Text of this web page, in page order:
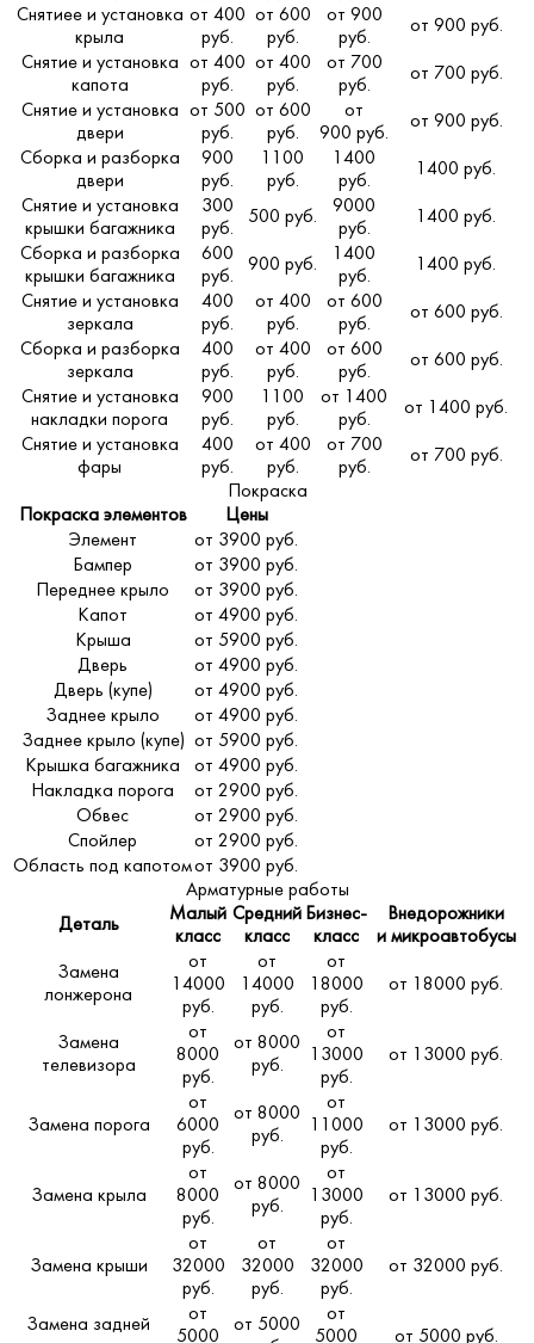
Снятиее и установка
крыла
от 400
руб.
от 600
руб.
от 900
руб.
от 900 руб.
Снятие и установка
капота
от 400
руб.
от 400
руб.
от 700
руб.
от 700 руб.
Снятие и установка
двери
от 500
руб.
от 600
руб.
от
900 руб.
от 900 руб.
Сборка и разборка
двери
900
руб.
1100
руб.
1400
руб.
1400 руб.
Снятие и установка
крышки багажника
300
руб.
500 руб.
9000
руб.
1400 руб.
Сборка и разборка
крышки багажника
600
руб.
900 руб.
1400
руб.
1400 руб.
Снятие и установка
зеркала
400
руб.
от 400
руб.
от 600
руб.
от 600 руб.
Сборка и разборка
зеркала
400
руб.
от 400
руб.
от 600
руб.
от 600 руб.
Снятие и установка
накладки порога
900
руб.
1100
руб.
от 1400
руб.
от 1400 руб.
Снятие и установка
фары
400
руб.
от 400
руб.
от 700
руб.
от 700 руб.
Покраска
Покраска элементов
Цены
Элемент
от 3900 руб.
Бампер
от 3900 руб.
Переднее крыло
от 3900 руб.
Капот
от 4900 руб.
Крыша
от 5900 руб.
Дверь
от 4900 руб.
Дверь (купе)
от 4900 руб.
Заднее крыло
от 4900 руб.
Заднее крыло (купе) от 5900 руб.
Крышка багажника
от 4900 руб.
Накладка порога
от 2900 руб.
Обвес
от 2900 руб.
Спойлер
от 2900 руб.
Область под капотомот 3900 руб.
Арматурные работы
Деталь
Малый
класс
Средний
класс
Бизнес-
класс
Внедорожники
и микроавтобусы
Замена
лонжерона
от
14000
руб.
от
14000
руб.
от
18000
руб.
от 18000 руб.
Замена
телевизора
от
8000
руб.
от 8000
руб.
от
13000
руб.
от 13000 руб.
Замена порога
от
6000
руб.
от 8000
руб.
от
11000
руб.
от 13000 руб.
Замена крыла
от
8000
руб.
от 8000
руб.
от
13000
руб.
от 13000 руб.
Замена крыши
от
32000
руб.
от
32000
руб.
от
32000
руб.
от 32000 руб.
Замена задней
от
5000
от 5000
от
5000
от 5000 руб.